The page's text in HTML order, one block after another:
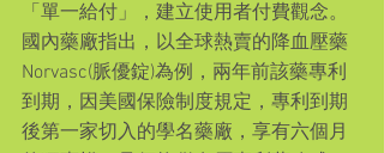
「單一給付」，建立使用者付費觀念。
國內藥廠指出，以全球熱賣的降血壓藥
Norvasc(脈優錠)為例，兩年前該藥專利
到期，因美國保險制度規定，專利到期
後第一家切入的學名藥廠，享有六個月